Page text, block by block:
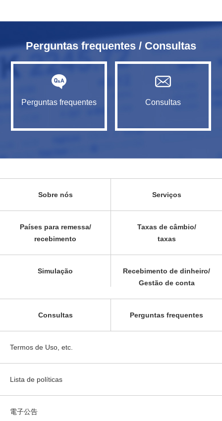
Perguntas frequentes / Consultas
Perguntas frequentes Consultas
Sobre nós Serviços
Países para remessa/
recebimento
Taxas de câmbio/
taxas
Simulação
Recebimento de dinheiro/
Gestão de conta
Consultas Perguntas frequentes
Termos de Uso, etc.
Lista de políticas
電子公告